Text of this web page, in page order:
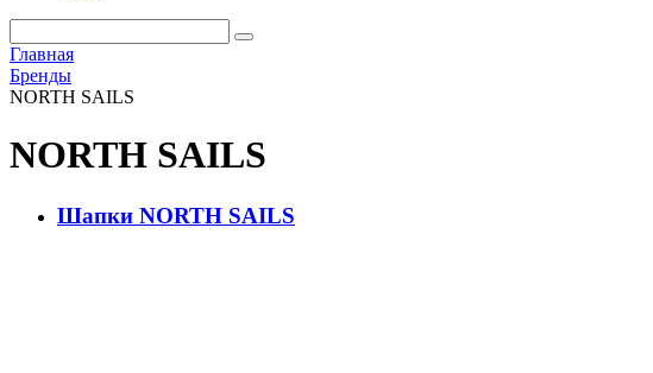
Главная
Бренды
NORTH SAILS
NORTH SAILS
Шапки NORTH SAILS